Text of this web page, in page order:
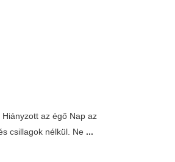
az égő Nap az
csillagok nélkül. Ne ...